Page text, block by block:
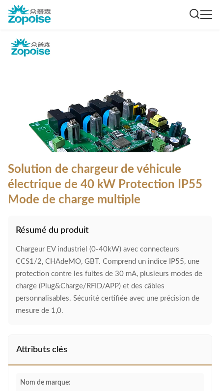
Solution de chargeur de véhicule
électrique de 40 kW Protection IP55
Mode de charge multiple
Résumé du produit
Chargeur EV industriel (0-40kW) avec connecteurs
CCS1/2, CHAdeMO, GBT. Comprend un indice IP55, une
protection contre les fuites de 30 mA, plusieurs modes de
charge (Plug&Charge/RFID/APP) et des câbles
personnalisables. Sécurité certifiée avec une précision de
mesure de 1,0.
Attributs clés
Nom de marque: